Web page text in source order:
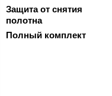
Защита от снятия
полотна
Полный комплект